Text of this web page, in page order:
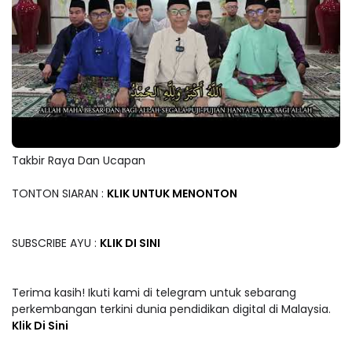
Takbir Raya Dan Ucapan
TONTON SIARAN : KLIK UNTUK MENONTON
SUBSCRIBE AYU : KLIK DI SINI
Terima kasih! Ikuti kami di telegram untuk sebarang
perkembangan terkini dunia pendidikan digital di Malaysia.
Klik Di Sini